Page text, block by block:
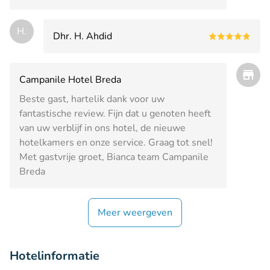
H. Dhr. H. Ahdid
Campanile Hotel Breda
Beste gast, hartelik dank voor uw
fantastische review. Fijn dat u genoten heeft
van uw verblijf in ons hotel, de nieuwe
hotelkamers en onze service. Graag tot snel!
Met gastvrije groet, Bianca team Campanile
Breda
Meer weergeven
Hotelinformatie